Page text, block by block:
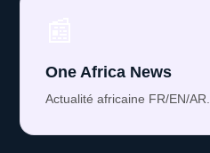
One Africa News
Actualité africaine FR/EN/AR.